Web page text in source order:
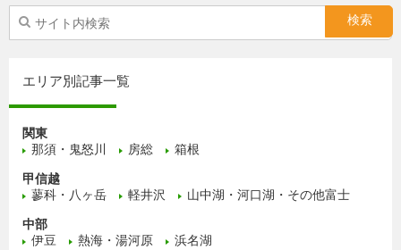
エリア別記事一覧
関東
那須・鬼怒川
房総 箱根
甲信越
蓼科・八ヶ岳
軽井沢 山中湖・河口湖・その他富士
中部
伊豆
熱海・湯河原 浜名湖